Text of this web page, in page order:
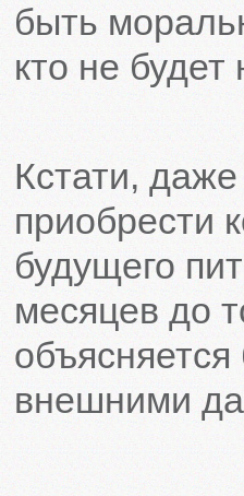
быть
кто не
Кстати,
приобрести
будущего
месяцев до
внешними